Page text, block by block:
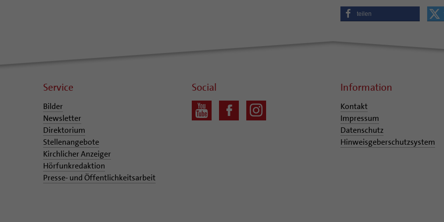
teilen
Service
Bilder
Newsletter
Direktorium
Stellenangebote
Kirchlicher Anzeiger
Hörfunkredaktion
Presse- und Öffentlichkeitsarbeit
Social Information
Kontakt
Impressum
Datenschutz
Hinweisgeberschutzsystem